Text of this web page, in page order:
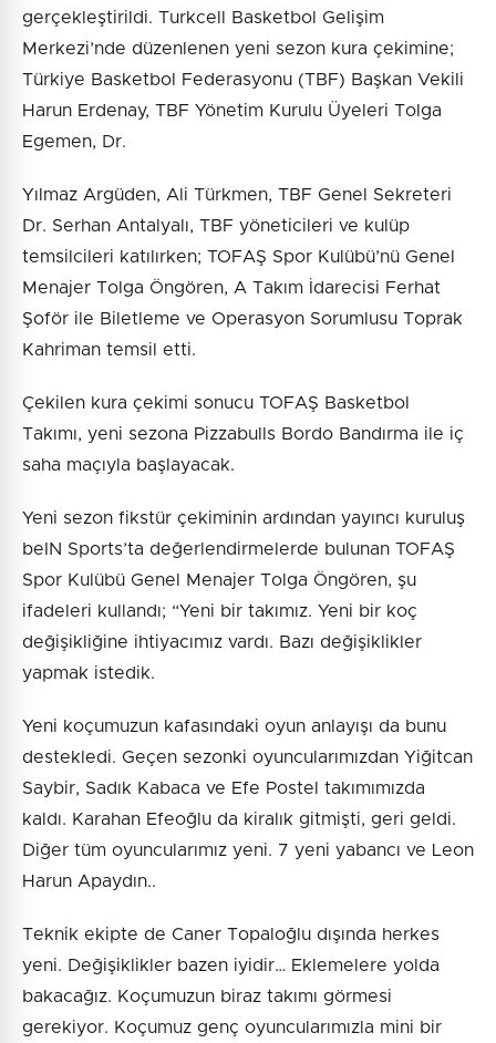
gerçekleştirildi. Turkcell Basketbol Gelişim
Merkezi’nde düzenlenen yeni sezon kura çekimine;
Türkiye Basketbol Federasyonu (TBF) Başkan Vekili
Harun Erdenay, TBF Yönetim Kurulu Üyeleri Tolga
Egemen, Dr.
Yılmaz Argüden, Ali Türkmen, TBF Genel Sekreteri
Dr. Serhan Antalyalı, TBF yöneticileri ve kulüp
temsilcileri katılırken; TOFAŞ Spor Kulübü’nü Genel
Menajer Tolga Öngören, A Takım İdarecisi Ferhat
Şoför ile Biletleme ve Operasyon Sorumlusu Toprak
Kahriman temsil etti.
Çekilen kura çekimi sonucu TOFAŞ Basketbol
Takımı, yeni sezona Pizzabulls Bordo Bandırma ile iç
saha maçıyla başlayacak.
Yeni sezon fikstür çekiminin ardından yayıncı kuruluş
beIN Sports’ta değerlendirmelerde bulunan TOFAŞ
Spor Kulübü Genel Menajer Tolga Öngören, şu
ifadeleri kullandı; “Yeni bir takımız. Yeni bir koç
değişikliğine ihtiyacımız vardı. Bazı değişiklikler
yapmak istedik.
Yeni koçumuzun kafasındaki oyun anlayışı da bunu
destekledi. Geçen sezonki oyuncularımızdan Yiğitcan
Saybir, Sadık Kabaca ve Efe Postel takımımızda
kaldı. Karahan Efeoğlu da kiralık gitmişti, geri geldi.
Diğer tüm oyuncularımız yeni. 7 yeni yabancı ve Leon
Harun Apaydın..
Teknik ekipte de Caner Topaloğlu dışında herkes
yeni. Değişiklikler bazen iyidir… Eklemelere yolda
bakacağız. Koçumuzun biraz takımı görmesi
gerekiyor. Koçumuz genç oyuncularımızla mini bir